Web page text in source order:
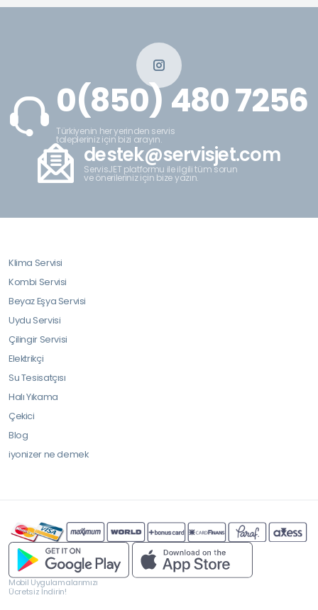
0(850) 480 7256
Türkiyenin her yerinden servis
talepleriniz için bizi arayın.
destek@servisjet.com
ServisJET platformu ile ilgili tüm sorun
ve önerileriniz için bize yazın.
Klima Servisi
Kombi Servisi
Beyaz Eşya Servisi
Uydu Servisi
Çilingir Servisi
Elektrikçi
Su Tesisatçısı
Halı Yıkama
Çekici
Blog
iyonizer ne demek
Mobil Uygulamalarımızı
Ücretsiz İndirin!